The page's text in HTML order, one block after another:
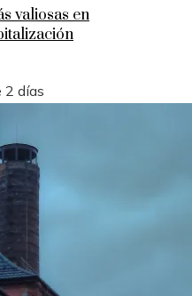
valiosas en
2 días